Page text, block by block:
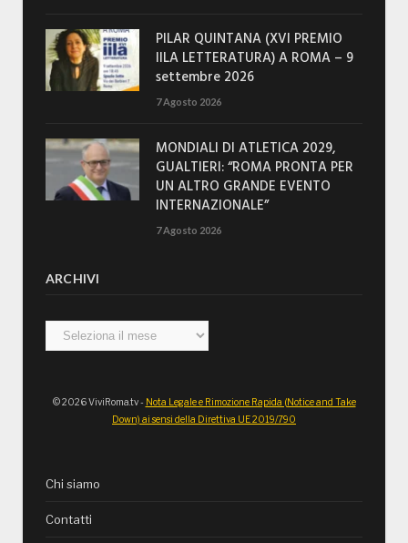
PILAR QUINTANA (XVI PREMIO
IILA LETTERATURA) A ROMA – 9
settembre 2026
7 Agosto 2026
MONDIALI DI ATLETICA 2029,
GUALTIERI: “ROMA PRONTA PER
UN ALTRO GRANDE EVENTO
INTERNAZIONALE”
7 Agosto 2026
ARCHIVI
Archivi
© 2026 ViviRoma.tv - Nota Legale e Rimozione Rapida (Notice and Take
Down) ai sensi della Direttiva UE 2019/790
Chi siamo
Contatti